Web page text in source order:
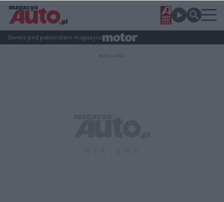
Serwis pod patronatem magazynu